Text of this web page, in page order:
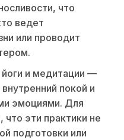
что
ведет
или проводит
и медитации —
покой и
эмоциями. Для
эти практики не
подготовки или